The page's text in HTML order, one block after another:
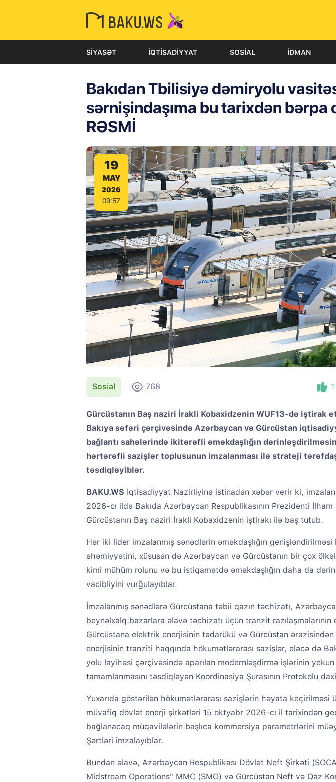
SIYASƏT İQTISADIYYAT SOSIAL İDMAN
Bakıdan Tbilisiyə dəmiryolu
sərnişindaşıma bu tarixdən bərpa
RƏSMİ
19
MAY
2026
09:57
Sosial 768 1
Gürcüstanın Baş naziri İrakli Kobaxidzenin WUF13-də iştirak
Bakıya səfəri çərçivəsində Azərbaycan və Gürcüstan
bağlantı sahələrində ikitərəfli əməkdaşlığın
hərtərəfli sazişlər toplusunun imzalanması ilə strateji
təsdiqləyiblər.
BAKU.WS İqtisadiyyat Nazirliyinə istinadən xəbər verir ki,
2026-cı ildə Bakıda Azərbaycan Respublikasının Prezidenti
Gürcüstanın Baş naziri İrakli Kobaxidzenin iştirakı ilə baş tutub.
Hər iki lider imzalanmış sənədlərin əməkdaşlığın genişləndirilməsi
əhəmiyyətini, xüsusən də Azərbaycan və Gürcüstanın bir çox
kimi mühüm rolunu və bu istiqamətdə əməkdaşlığın daha da
vacibliyini vurğulayıblar.
İmzalanmış sənədlərə Gürcüstana təbii qazın təchizatı,
beynəlxalq bazarlara əlavə təchizatı üçün tranzit
Gürcüstana elektrik enerjisinin tədarükü və Gürcüstan
enerjisinin tranziti haqqında hökumətlərarası sazişlər, eləcə də
yolu layihəsi çərçivəsində aparılan modernləşdirmə işlərinin
tamamlanmasını təsdiqləyən Koordinasiya Şurasının Protokolu
Yuxarıda göstərilən hökumətlərarası sazişlərin həyata keçirilməsi
müvafiq dövlət enerji şirkətləri 15 oktyabr 2026-cı il tarixindən
bağlanacaq müqavilələrin başlıca kommersiya parametrlərini
Şərtləri imzalayıblar.
Bundan əlavə, Azərbaycan Respublikası Dövlət Neft Şirkəti
Midstream Operations" MMC (SMO) və Gürcüstan Neft və Qaz